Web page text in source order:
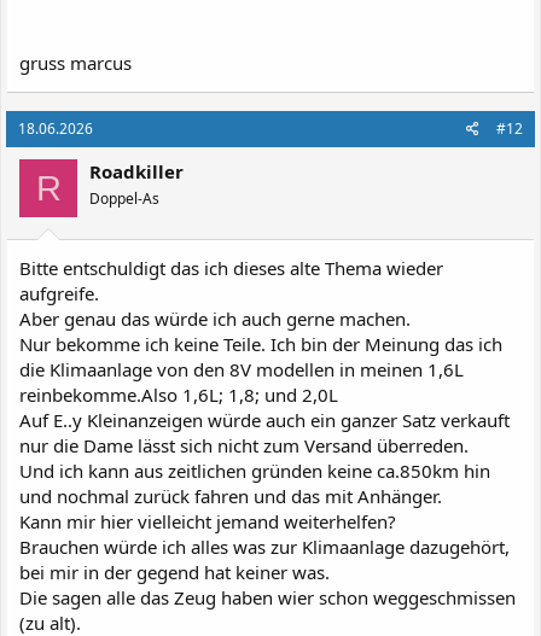
gruss marcus
18.06.2026 #12
R Roadkiller
Doppel-As
Bitte entschuldigt das ich dieses alte Thema wieder
aufgreife.
Aber genau das würde ich auch gerne machen.
Nur bekomme ich keine Teile. Ich bin der Meinung das ich
die Klimaanlage von den 8V modellen in meinen 1,6L
reinbekomme.Also 1,6L; 1,8; und 2,0L
Auf E..y Kleinanzeigen würde auch ein ganzer Satz verkauft
nur die Dame lässt sich nicht zum Versand überreden.
Und ich kann aus zeitlichen gründen keine ca.850km hin
und nochmal zurück fahren und das mit Anhänger.
Kann mir hier vielleicht jemand weiterhelfen?
Brauchen würde ich alles was zur Klimaanlage dazugehört,
bei mir in der gegend hat keiner was.
Die sagen alle das Zeug haben wier schon weggeschmissen
(zu alt).